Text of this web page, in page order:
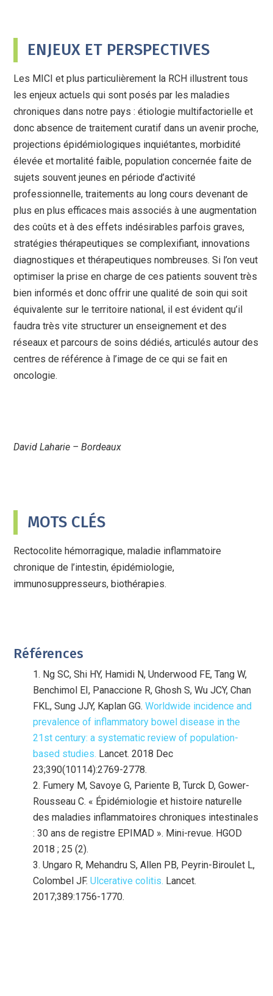
ENJEUX ET PERSPECTIVES
Les MICI et plus particulièrement la RCH illustrent tous
les enjeux actuels qui sont posés par les maladies
chroniques dans notre pays : étiologie multifactorielle et
donc absence de traitement curatif dans un avenir proche,
projections épidémiologiques inquiétantes, morbidité
élevée et mortalité faible, population concernée faite de
sujets souvent jeunes en période d’activité
professionnelle, traitements au long cours devenant de
plus en plus efficaces mais associés à une augmentation
des coûts et à des effets indésirables parfois graves,
stratégies thérapeutiques se complexifiant, innovations
diagnostiques et thérapeutiques nombreuses. Si l’on veut
optimiser la prise en charge de ces patients souvent très
bien informés et donc offrir une qualité de soin qui soit
équivalente sur le territoire national, il est évident qu’il
faudra très vite structurer un enseignement et des
réseaux et parcours de soins dédiés, articulés autour des
centres de référence à l’image de ce qui se fait en
oncologie.
David Laharie – Bordeaux
MOTS CLÉS
Rectocolite hémorragique, maladie inflammatoire
chronique de l’intestin, épidémiologie,
immunosuppresseurs, biothérapies.
Références
Ng SC, Shi HY, Hamidi N, Underwood FE, Tang W,
Benchimol EI, Panaccione R, Ghosh S, Wu JCY, Chan
FKL, Sung JJY, Kaplan GG.Worldwide incidence and
prevalence of inflammatory bowel disease in the
21st century: a systematic review of population-
based studies. Lancet. 2018 Dec
23;390(10114):2769-2778.
Fumery M, Savoye G, Pariente B, Turck D, Gower-
Rousseau C. « Épidémiologie et histoire naturelle
des maladies inflammatoires chroniques intestinales
: 30 ans de registre EPIMAD ». Mini-revue. HGOD
2018 ; 25 (2).
Ungaro R, Mehandru S, Allen PB, Peyrin-Biroulet L,
Colombel JF.Ulcerative colitis. Lancet.
2017;389:1756-1770.